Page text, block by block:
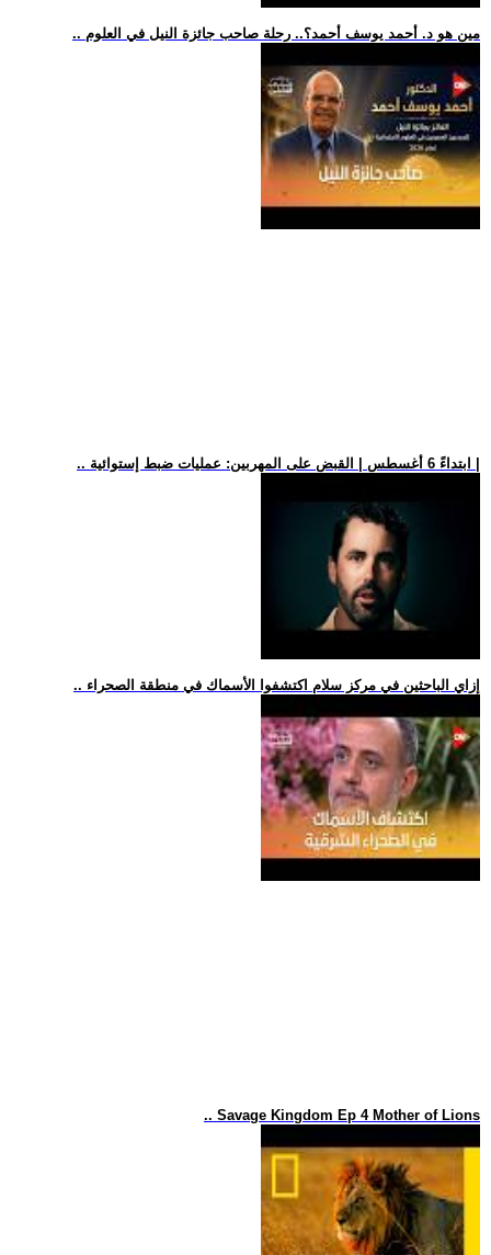
.. مين هو د. أحمد يوسف أحمد؟.. رحلة صاحب جائزة النيل في العلوم
.. إزاي الباحثين في مركز سلام اكتشفوا الأسماك في منطقة الصحراء
.. Savage Kingdom Ep 4 Mother of Lions